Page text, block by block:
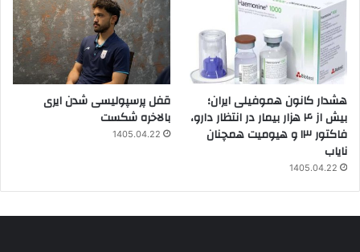
هشدار کانون هموفیلی ایران؛
بیش از ۴ هزار بیمار در انتظار دارو،
فاکتور ۱۳ و هیومیت همچنان
نایاب
1405.04.22
قفل پرسپولیسی شدن ایری
بالاخره شکست
1405.04.22